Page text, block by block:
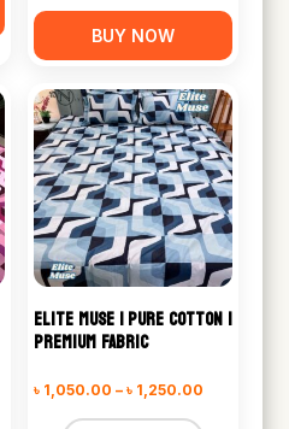
BUY NOW
ELITE MUSE | PURE COTTON |
PREMIUM FABRIC
৳ 1,050.00 – ৳ 1,250.00